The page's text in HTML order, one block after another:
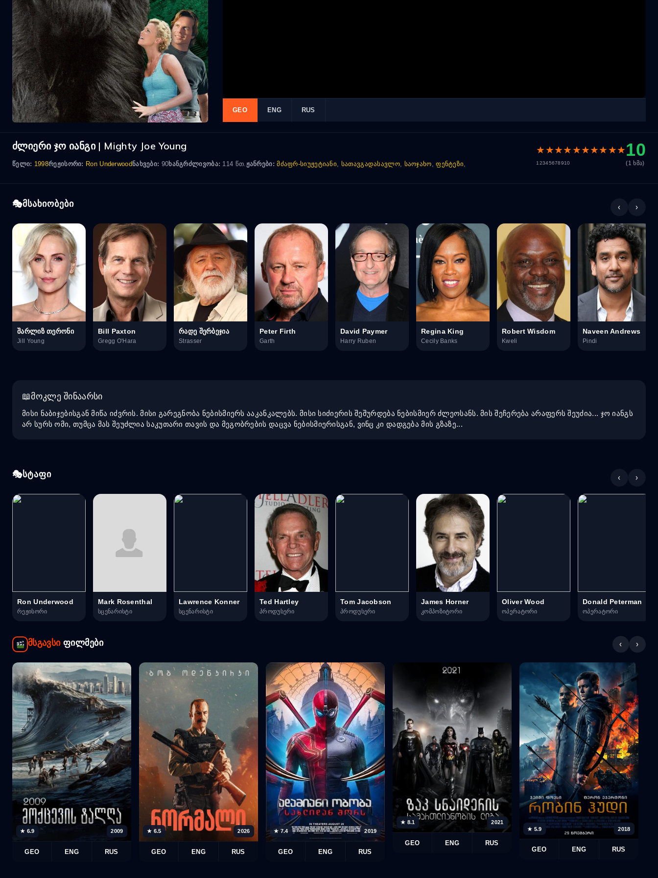
GEO ENG RUS
ძლიერი ჯო იანგი | Mighty Joe Young
წელი: 1998რეჟისორი: Ron Underwoodნახვები: 90ხანგრძლივობა: 114 წთ.ჟანრები: მძაფრ-სიუჟეტიანი, სათავგადასავლო, საოჯახო,ფენტეზი,
★★★★★★★★★★
1 2345678910
10
(1 ხმა)
მსახიობები ‹ ›
შარლიზ თერონი
Jill Young
Bill Paxton
Gregg O'Hara
რადე შერბეჯია
Strasser
Peter Firth
Garth
David Paymer
Harry Ruben
Regina King
Cecily Banks
Robert Wisdom
Kweli
Naveen Andrews
Pindi
მოკლე შინაარსი
მისი ნაბიჯებისგან მიწა იძვრის. მისი გარეგნობა ნებისმიერს ააკანკალებს. მისი სიძიერის შეშურდება ნებისმიერ ძლეოსანს. მის შეჩერება არაფერს შეუძია... ჯო იანგს
არ სურს ომი, თუმცა მას შეუძლია საკუთარი თავის და მეგობრების დაცვა ნებისმიერისგან, ვინც კი დადგება მის გზაზე...
სტაფი ‹ ›
Ron Underwood
რეჟისორი
Mark Rosenthal
სცენარისტი
Lawrence Konner
სცენარისტი
Ted Hartley
პროდუსერი
Tom Jacobson
პროდუსერი
James Horner
კომპოზიტორი
Oliver Wood
ოპერატორი
Donald Peterman
ოპერატორი
მსგავსიფილმები ‹ ›
★ 6.9 2009
GEO ENG RUS
★ 6.5 2026
GEO ENG RUS
★ 7.4 2019
GEO ENG RUS
★ 8.1 2021
GEO ENG RUS
★ 5.9 2018
GEO ENG RUS